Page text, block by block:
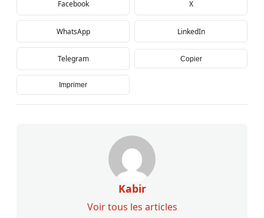
Facebook X
WhatsApp LinkedIn
Telegram Copier
Imprimer
Kabir
Voir tous les articles